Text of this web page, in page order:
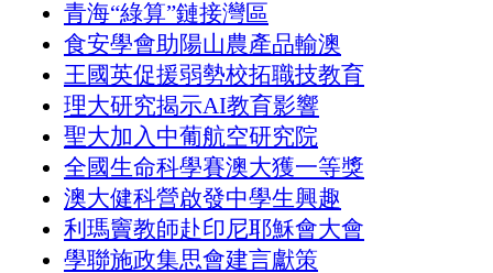
青海“綠算”鏈接灣區
食安學會助陽山農產品輸澳
王國英促援弱勢校拓職技教育
理大研究揭示AI教育影響
聖大加入中葡航空研究院
全國生命科學賽澳大獲一等獎
澳大健科營啟發中學生興趣
利瑪竇教師赴印尼耶穌會大會
學聯施政集思會建言獻策